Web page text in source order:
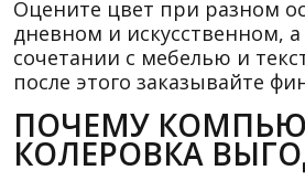
Оцените цвет при разном
дневном и искусственном, а
сочетании с мебелью и
после этого заказывайте
ПОЧЕМУ
КОЛЕРОВКА